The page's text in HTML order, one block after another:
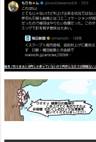
識者「我々日本人は円しか使っていないので円安になろうが問題ない」